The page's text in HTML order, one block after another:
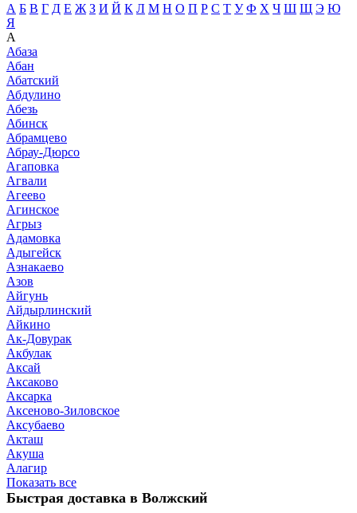
А Б В Г Д Е Ж З И Й К Л М Н О П Р С Т У Ф Х Ч Ш Щ Э Ю
Я
А
Абаза
Абан
Абатский
Абдулино
Абезь
Абинск
Абрамцево
Абрау-Дюрсо
Агаповка
Агвали
Агеево
Агинское
Агрыз
Адамовка
Адыгейск
Азнакаево
Азов
Айгунь
Айдырлинский
Айкино
Ак-Довурак
Акбулак
Аксай
Аксаково
Аксарка
Аксеново-Зиловское
Аксубаево
Акташ
Акуша
Алагир
Показать все
Быстрая доставка в Волжский